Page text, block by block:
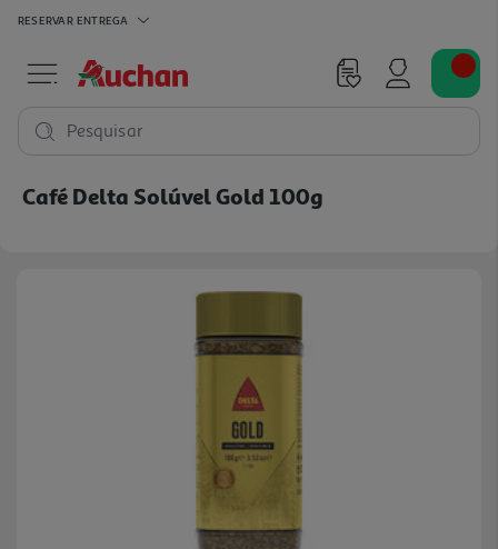
RESERVAR ENTREGA
Pesquisar
Café Delta Solúvel Gold 100g